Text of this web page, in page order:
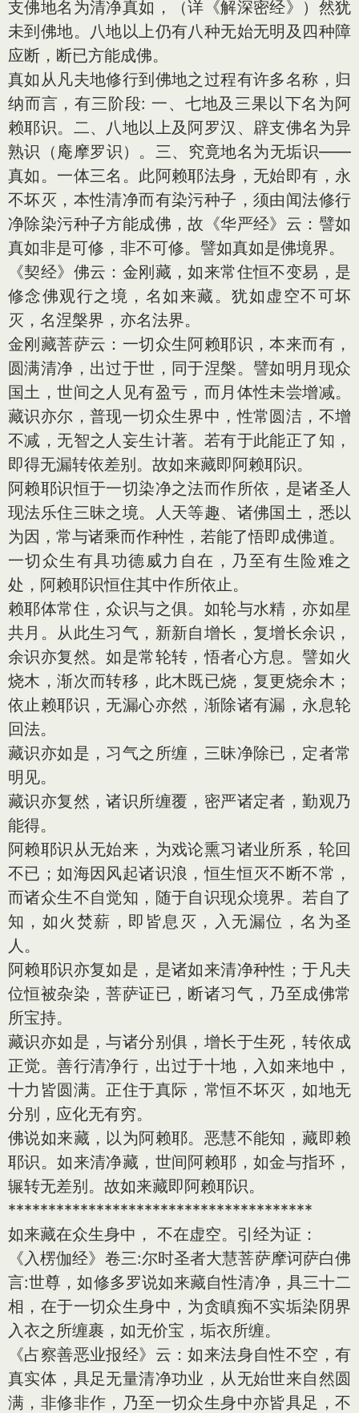
支佛地名为清净真如，（详《解深密经》）然犹
未到佛地。八地以上仍有八种无始无明及四种障
应断，断已方能成佛。
真如从凡夫地修行到佛地之过程有许多名称，归
纳而言，有三阶段: 一、七地及三果以下名为阿
赖耶识。二、八地以上及阿罗汉、辟支佛名为异
熟识（庵摩罗识）。三、究竟地名为无垢识——
真如。一体三名。此阿赖耶法身，无始即有，永
不坏灭，本性清净而有染污种子，须由闻法修行
净除染污种子方能成佛，故《华严经》云：譬如
真如非是可修，非不可修。譬如真如是佛境界。
《契经》佛云：金刚藏，如来常住恒不变易，是
修念佛观行之境，名如来藏。犹如虚空不可坏
灭，名涅槃界，亦名法界。
金刚藏菩萨云：一切众生阿赖耶识，本来而有，
圆满清净，出过于世，同于涅槃。譬如明月现众
国土，世间之人见有盈亏，而月体性未尝增减。
藏识亦尔，普现一切众生界中，性常圆洁，不增
不减，无智之人妄生计著。若有于此能正了知，
即得无漏转依差别。故如来藏即阿赖耶识。
阿赖耶识恒于一切染净之法而作所依，是诸圣人
现法乐住三昧之境。人天等趣、诸佛国土，悉以
为因，常与诸乘而作种性，若能了悟即成佛道。
一切众生有具功德威力自在，乃至有生险难之
处，阿赖耶识恒住其中作所依止。
赖耶体常住，众识与之俱。如轮与水精，亦如星
共月。从此生习气，新新自增长，复增长余识，
余识亦复然。如是常轮转，悟者心方息。譬如火
烧木，渐次而转移，此木既已烧，复更烧余木；
依止赖耶识，无漏心亦然，渐除诸有漏，永息轮
回法。
藏识亦如是，习气之所缠，三昧净除已，定者常
明见。
藏识亦复然，诸识所缠覆，密严诸定者，勤观乃
能得。
阿赖耶识从无始来，为戏论熏习诸业所系，轮回
不已；如海因风起诸识浪，恒生恒灭不断不常，
而诸众生不自觉知，随于自识现众境界。若自了
知，如火焚薪，即皆息灭，入无漏位，名为圣
人。
阿赖耶识亦复如是，是诸如来清净种性；于凡夫
位恒被杂染，菩萨证已，断诸习气，乃至成佛常
所宝持。
藏识亦如是，与诸分别俱，增长于生死，转依成
正觉。善行清净行，出过于十地，入如来地中，
十力皆圆满。正住于真际，常恒不坏灭，如地无
分别，应化无有穷。
佛说如来藏，以为阿赖耶。恶慧不能知，藏即赖
耶识。如来清净藏，世间阿赖耶，如金与指环，
辗转无差别。故如来藏即阿赖耶识。
**************************************
如来藏在众生身中， 不在虚空。引经为证：
《入楞伽经》卷三:尔时圣者大慧菩萨摩诃萨白佛
言:世尊，如修多罗说如来藏自性清净，具三十二
相，在于一切众生身中，为贪瞋痴不实垢染阴界
入衣之所缠裹，如无价宝，垢衣所缠。
《占察善恶业报经》云：如来法身自性不空，有
真实体，具足无量清净功业，从无始世来自然圆
满，非修非作，乃至一切众生身中亦皆具足，不